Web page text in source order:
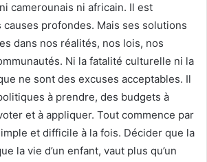
camerounais ni africain. Il est
causes profondes. Mais ses solutions
dans nos réalités, nos lois, nos
Ni la fatalité culturelle ni la
ne sont des excuses acceptables. Il
à prendre, des budgets à
et à appliquer. Tout commence par
et difficile à la fois. Décider que la
la vie d’un enfant, vaut plus qu’un